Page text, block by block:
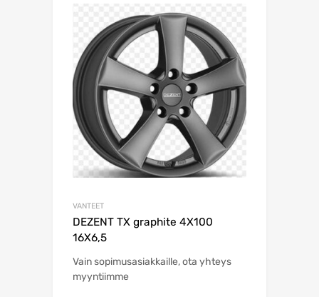
VANTEET
DEZENT TX graphite 4X100
16X6,5
Vain sopimusasiakkaille, ota yhteys
myyntiimme